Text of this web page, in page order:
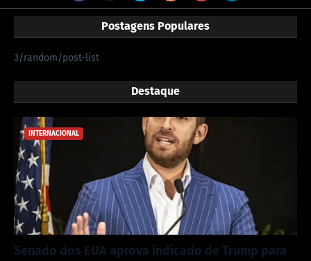
Postagens Populares
3/random/post-list
Destaque
INTERNACIONAL
Senado dos EUA aprova indicado de Trump para